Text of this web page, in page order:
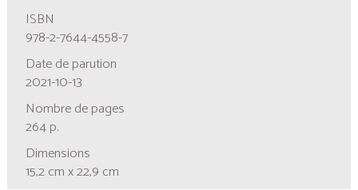
ISBN
978-2-7644-4558-7
Date de parution
2021-10-13
Nombre de pages
264 p.
Dimensions
15,2 cm x 22,9 cm